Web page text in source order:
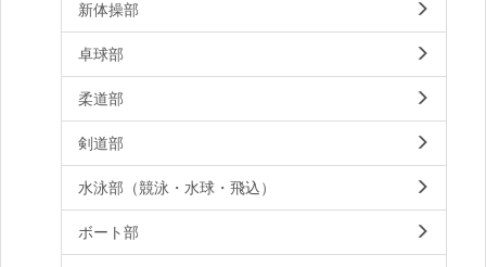
新体操部
卓球部
柔道部
剣道部
水泳部（競泳・水球・飛込）
ボート部